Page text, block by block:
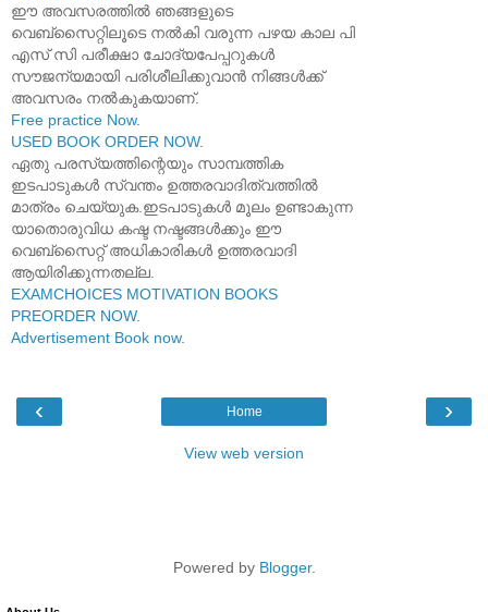
ഈ അവസരത്തിൽ ഞങ്ങളുടെ
വെബ്സൈറ്റിലൂടെ നൽകി വരുന്ന പഴയ കാല പി
എസ് സി പരീക്ഷാ ചോദ്യപേപ്പറുകൾ
സൗജന്യമായി പരിശീലിക്കുവാൻ നിങ്ങൾക്ക്
അവസരം നൽകുകയാണ്.
Free practice Now.
USED BOOK ORDER NOW.
ഏതു പരസ്യത്തിന്റെയും സാമ്പത്തിക
ഇടപാടുകൾ സ്വന്തം ഉത്തരവാദിത്വത്തിൽ
മാത്രം ചെയ്യുക.ഇടപാടുകൾ മൂലം ഉണ്ടാകുന്ന
യാതൊരുവിധ കഷ്ട നഷ്ടങ്ങൾക്കും ഈ
വെബ്സൈറ്റ് അധികാരികൾ ഉത്തരവാദി
ആയിരിക്കുന്നതല്ല.
EXAMCHOICES MOTIVATION BOOKS
PREORDER NOW.
Advertisement Book now.
‹ ›
Home
View web version
Powered by Blogger.